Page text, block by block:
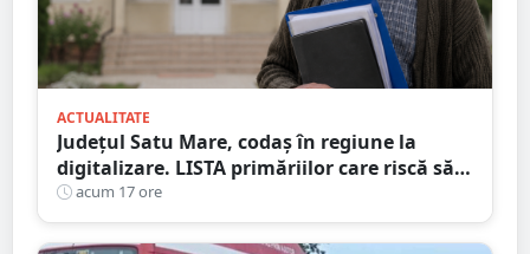
ACTUALITATE
Județul Satu Mare, codaș în regiune la
digitalizare. LISTA primăriilor care riscă să
piardă bani de la buget
acum 17 ore